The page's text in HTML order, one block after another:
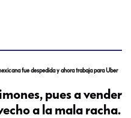
fue despedida y ahora trabaja para Uber
pues a vender
a la mala racha.